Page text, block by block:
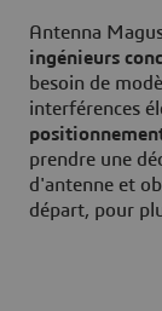
Antenna
ingénieurs
besoin de
interférences
prendre une
d'antenne et
départ, pour